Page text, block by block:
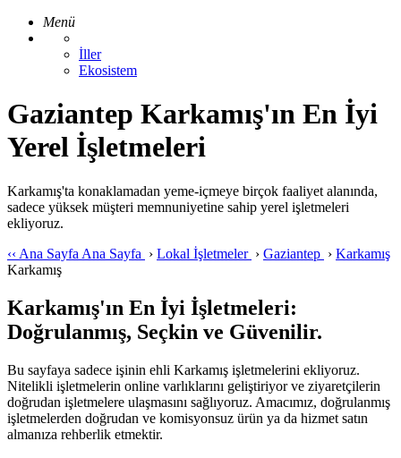
Menü
İller
Ekosistem
Gaziantep Karkamış'ın En İyi
Yerel İşletmeleri
Karkamış'ta konaklamadan yeme-içmeye birçok faaliyet alanında,
sadece yüksek müşteri memnuniyetine sahip yerel işletmeleri
ekliyoruz.
‹‹ Ana Sayfa Ana Sayfa › Lokal İşletmeler › Gaziantep › Karkamış
Karkamış
Karkamış'ın En İyi İşletmeleri:
Doğrulanmış, Seçkin ve Güvenilir.
Bu sayfaya sadece işinin ehli Karkamış işletmelerini ekliyoruz.
Nitelikli işletmelerin online varlıklarını geliştiriyor ve ziyaretçilerin
doğrudan işletmelere ulaşmasını sağlıyoruz. Amacımız, doğrulanmış
işletmelerden doğrudan ve komisyonsuz ürün ya da hizmet satın
almanıza rehberlik etmektir.